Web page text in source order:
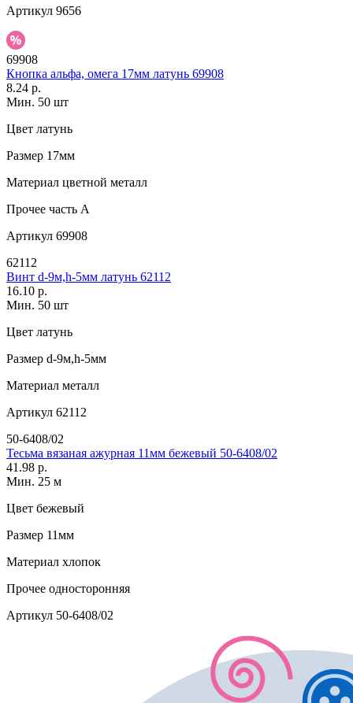
Артикул 9656
69908
Кнопка альфа, омега 17мм латунь 69908
8.24 р.
Мин. 50 шт
Цвет латунь
Размер 17мм
Материал цветной металл
Прочее часть A
Артикул 69908
62112
Винт d-9м,h-5мм латунь 62112
16.10 р.
Мин. 50 шт
Цвет латунь
Размер d-9м,h-5мм
Материал металл
Артикул 62112
50-6408/02
Тесьма вязаная ажурная 11мм бежевый 50-6408/02
41.98 р.
Мин. 25 м
Цвет бежевый
Размер 11мм
Материал хлопок
Прочее односторонняя
Артикул 50-6408/02